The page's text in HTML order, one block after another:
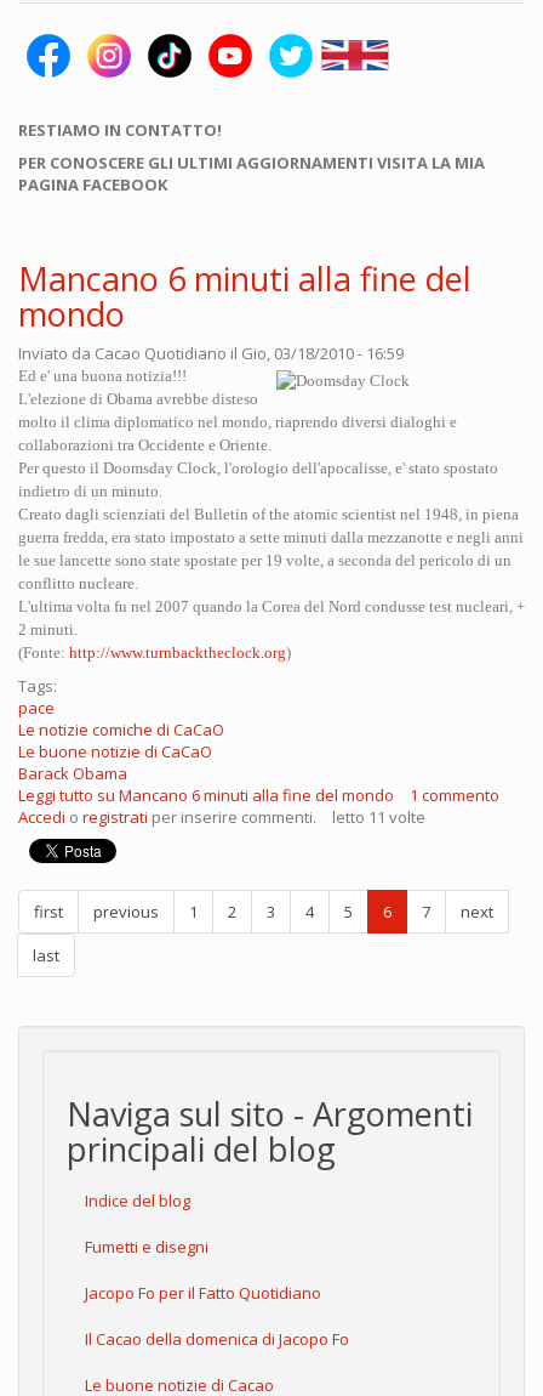
RESTIAMO IN CONTATTO!
PER CONOSCERE GLI ULTIMI AGGIORNAMENTI VISITA LA MIA
PAGINA FACEBOOK
Mancano 6 minuti alla fine del
mondo
Inviato da Cacao Quotidiano il Gio, 03/18/2010 - 16:59
Ed e' una buona notizia!!!
L'elezione di Obama avrebbe disteso
molto il clima diplomatico nel mondo, riaprendo diversi dialoghi e
collaborazioni tra Occidente e Oriente.
Per questo il Doomsday Clock, l'orologio dell'apocalisse, e' stato spostato
indietro di un minuto.
Creato dagli scienziati del Bulletin of the atomic scientist nel 1948, in piena
guerra fredda, era stato impostato a sette minuti dalla mezzanotte e negli anni
le sue lancette sono state spostate per 19 volte, a seconda del pericolo di un
conflitto nucleare.
L'ultima volta fu nel 2007 quando la Corea del Nord condusse test nucleari, +
2 minuti.
(Fonte: http://www.turnbacktheclock.org)
Tags:
pace
Le notizie comiche di CaCaO
Le buone notizie di CaCaO
Barack Obama
Leggi tutto su Mancano 6 minuti alla fine del mondo
1 commento
Accedi o registrati per inserire commenti. letto 11 volte
first previous 1 2 3 4 5 6 7
next
last
Naviga sul sito - Argomenti
principali del blog
Indice del blog
Fumetti e disegni
Jacopo Fo per il Fatto Quotidiano
Il Cacao della domenica di Jacopo Fo
Le buone notizie di Cacao